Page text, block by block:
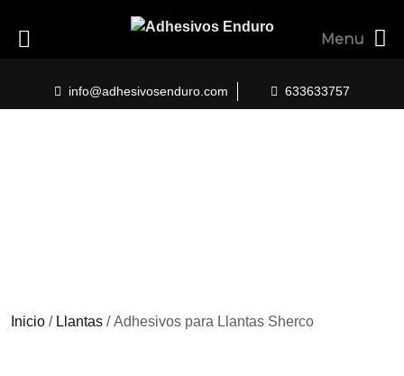
content
info@adhesivosenduro.com 633633757
Inicio / Llantas / Adhesivos para Llantas Sherco
Menu